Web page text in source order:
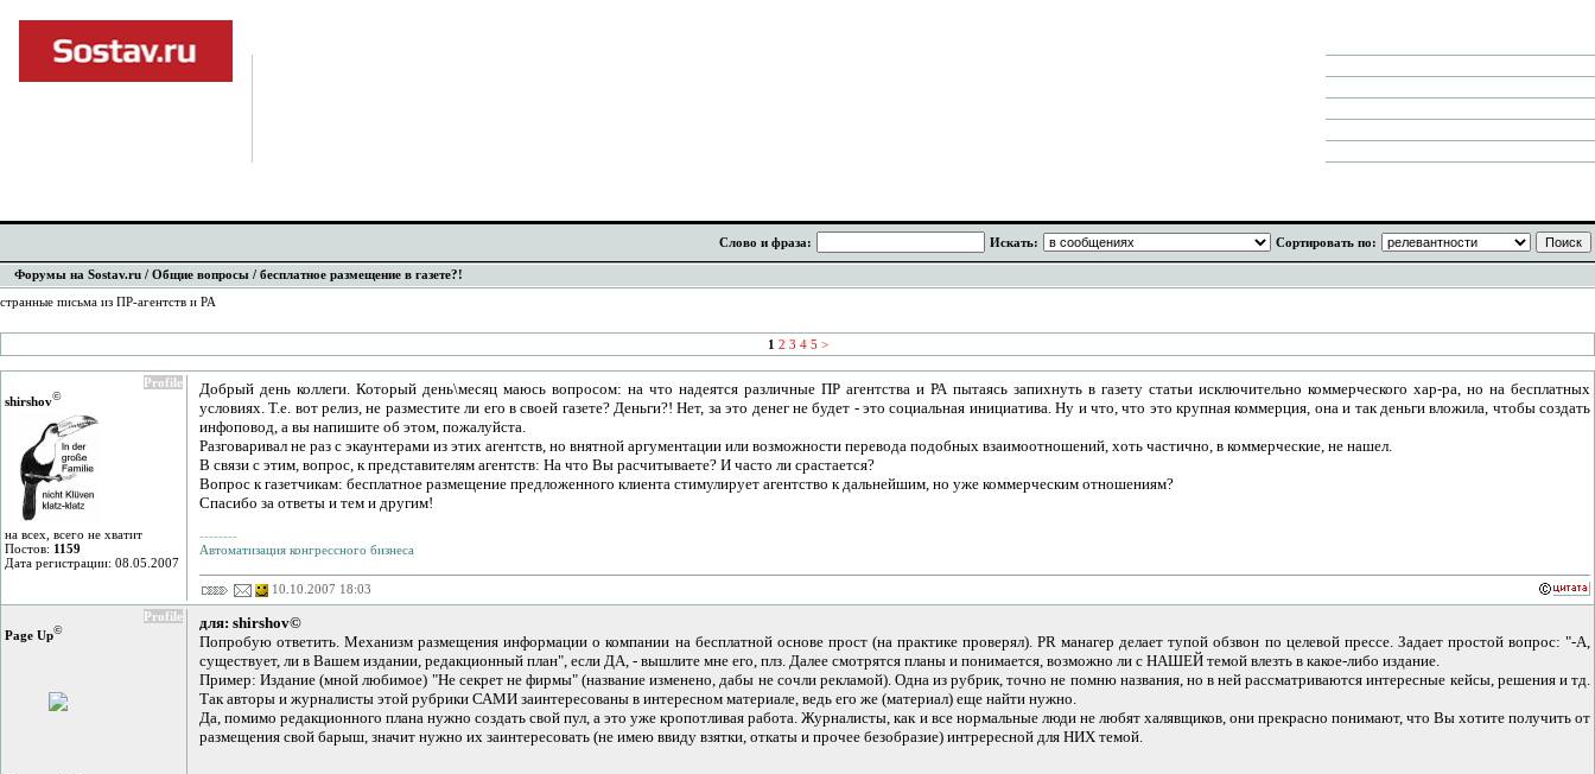
Слово и фраза: Искать: Сортировать по:
Форумы на Sostav.ru / Общие вопросы / бесплатное размещение в газете?!
странные письма из ПР-агентств и РА
1 2 3 4 5 >
Profile
shirshov©
на всех, всего не хватит
Постов: 1159
Дата регистрации: 08.05.2007
Добрый день коллеги. Который день\месяц маюсь вопросом: на что надеятся различные ПР агентства и РА пытаясь запихнуть в газету статьи исключительно коммерческого хар-ра, но на бесплатных
условиях. Т.е. вот релиз, не разместите ли его в своей газете? Деньги?! Нет, за это денег не будет - это социальная инициатива. Ну и что, что это крупная коммерция, она и так деньги вложила, чтобы создать
инфоповод, а вы напишите об этом, пожалуйста.
Разговаривал не раз с экаунтерами из этих агентств, но внятной аргументации или возможности перевода подобных взаимоотношений, хоть частично, в коммерческие, не нашел.
В связи с этим, вопрос, к представителям агентств: На что Вы расчитываете? И часто ли срастается?
Вопрос к газетчикам: бесплатное размещение предложенного клиента стимулирует агентство к дальнейшим, но уже коммерческим отношениям?
Спасибо за ответы и тем и другим!
--------
Автоматизация конгрессного бизнеса
10.10.2007 18:03
Profile
Page Up©
для: shirshov©
Попробую ответить. Механизм размещения информации о компании на бесплатной основе прост (на практике проверял). PR манагер делает тупой обзвон по целевой прессе. Задает простой вопрос: "-А,
существует, ли в Вашем издании, редакционный план", если ДА, - вышлите мне его, плз. Далее смотрятся планы и понимается, возможно ли с НАШЕЙ темой влезть в какое-либо издание.
Пример: Издание (мной любимое) "Не секрет не фирмы" (название изменено, дабы не сочли рекламой). Одна из рубрик, точно не помню названия, но в ней рассматриваются интересные кейсы, решения и тд.
Так авторы и журналисты этой рубрики САМИ заинтересованы в интересном материале, ведь его же (материал) еще найти нужно.
Да, помимо редакционного плана нужно создать свой пул, а это уже кропотливая работа. Журналисты, как и все нормальные люди не любят халявщиков, они прекрасно понимают, что Вы хотите получить от
размещения свой барыш, значит нужно их заинтересовать (не имею ввиду взятки, откаты и прочее безобразие) интрересной для НИХ темой.